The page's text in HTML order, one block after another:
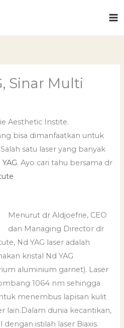
Sinar Multi
Aesthetic Instite.
bisa dimanfaatkan untuk
satu laser yang banyak
. Ayo cari tahu bersama dr
Menurut dr Aldjoefrie, CEO
dan Managing Director dr
Nd YAG laser adalah
kristal Nd YAG
aluminium garnet). Laser
1064 nm sehingga
menembus lapisan kulit
lain.Dalam dunia kecantikan,
dengan istilah laser Biaxis.